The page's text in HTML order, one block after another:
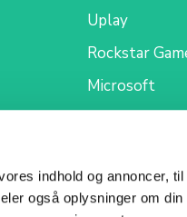
indhold og annoncer,
også oplysninger om
Uplay
Rockstar
Microsoft